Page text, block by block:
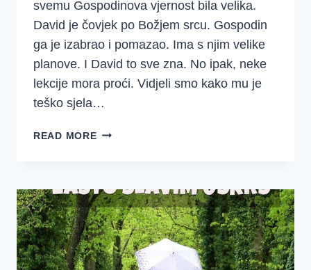
svemu Gospodinova vjernost bila velika.
David je čovjek po Božjem srcu. Gospodin
ga je izabrao i pomazao. Ima s njim velike
planove. I David to sve zna. No ipak, neke
lekcije mora proći. Vidjeli smo kako mu je
teško sjela…
READ MORENEIZRECIVA
PRISUTNOSTI
(2
SAMUELOVA
6-
7)